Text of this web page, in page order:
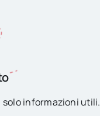
informazioni utili.